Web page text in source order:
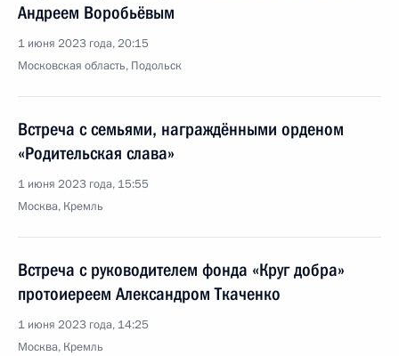
Андреем Воробьёвым
1 июня 2023 года, 20:15
Московская область, Подольск
Встреча с семьями, награждёнными орденом
«Родительская слава»
1 июня 2023 года, 15:55
Москва, Кремль
Встреча с руководителем фонда «Круг добра»
протоиереем Александром Ткаченко
1 июня 2023 года, 14:25
Москва, Кремль